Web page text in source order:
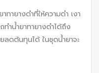
ทายางดำที่ให้ความดำ เงา
ำน้ำยาทายางดำได้ถึง
ลดต้นทุนได้ ในชุดน้ำยาจะ